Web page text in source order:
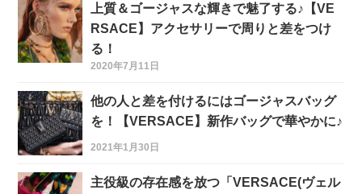
上質＆ゴージャスな輝きで魅了する♪【VE
RSACE】アクセサリーで周りと差をつけ
る！
2020年7月11日
他の人と差を付けるにはゴージャスバッグ
を！【VERSACE】新作バッグで華やかに♪
2021年1月30日
主役級の存在感を放つ「VERSACE(ヴェル